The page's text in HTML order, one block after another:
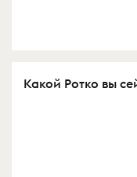
Какой Ротко вы